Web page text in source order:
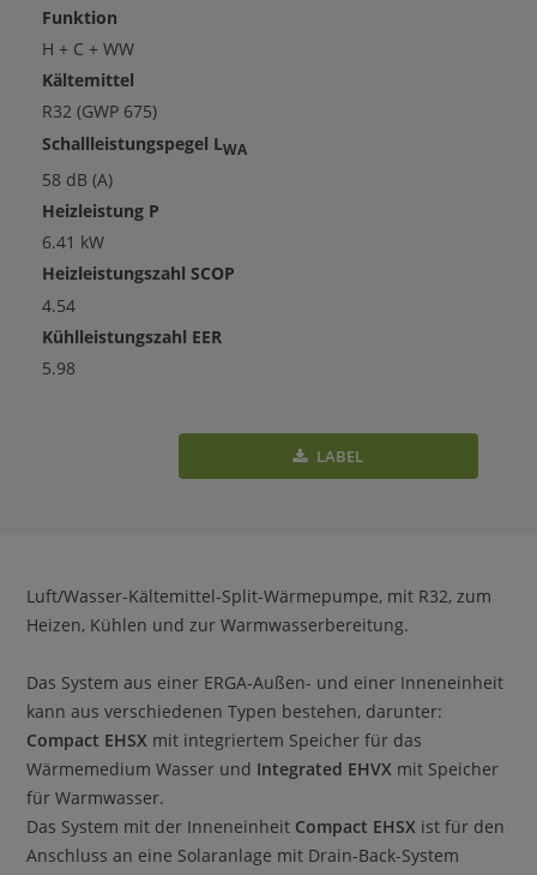
Funktion
H + C + WW
Kältemittel
R32 (GWP 675)
Schallleistungspegel LWA
58 dB (A)
Heizleistung P
6.41 kW
Heizleistungszahl SCOP
4.54
Kühlleistungszahl EER
5.98
LABEL
Luft/Wasser-Kältemittel-Split-Wärmepumpe, mit R32, zum
Heizen, Kühlen und zur Warmwasserbereitung.
Das System aus einer ERGA-Außen- und einer Inneneinheit
kann aus verschiedenen Typen bestehen, darunter:
Compact EHSX mit integriertem Speicher für das
Wärmemedium Wasser und Integrated EHVX mit Speicher
für Warmwasser.
Das System mit der Inneneinheit Compact EHSX ist für den
Anschluss an eine Solaranlage mit Drain-Back-System